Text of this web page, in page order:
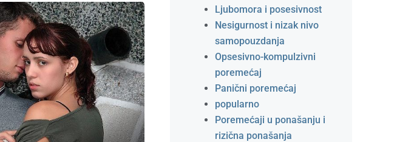
Ljubomora i posesivnost
Nesigurnost i nizak nivo
samopouzdanja
Opsesivno-kompulzivni
poremećaj
Panični poremećaj
popularno
Poremećaji u ponašanju i
rizična ponašanja